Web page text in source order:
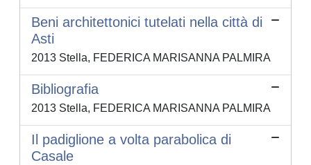
Beni architettonici tutelati nella città di
Asti
2013 Stella, FEDERICA MARISANNA PALMIRA
Bibliografia
2013 Stella, FEDERICA MARISANNA PALMIRA
Il padiglione a volta parabolica di
Casale